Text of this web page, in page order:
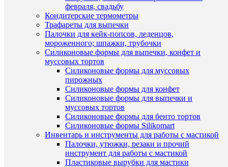
февраля, свадьбу
Кондитерские термометры
Трафареты для выпечки
Палочки для кейк-попсов, леденцов,
мороженного; шпажки, трубочки
Силиконовые формы для выпечки, конфет и
муссовых тортов
Силиконовые формы для муссовых
пирожных
Силиконовые формы для конфет
Силиконовые формы для выпечки и
муссовых тортов
Силиконовые формы для бенто тортов
Силиконовые формы Silikomart
Инвентарь и инструменты для работы с мастикой
Палочки, утюжки, резаки и прочий
инструмент для работы с мастикой
Пластиковые вырубки для мастики
гр